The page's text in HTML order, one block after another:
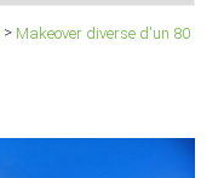
> Makeover diverse d'un 80